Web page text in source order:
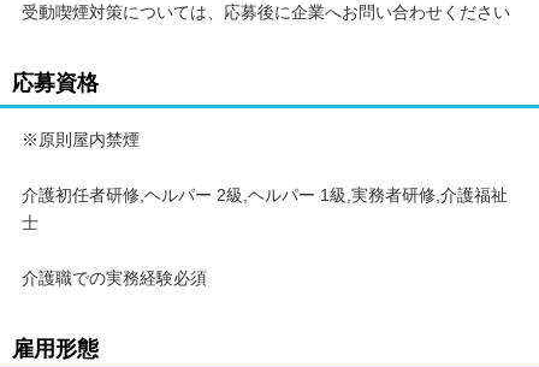
受動喫煙対策については、応募後に企業へお問い合わせください
応募資格
※原則屋内禁煙
介護初任者研修,ヘルパー 2級,ヘルパー 1級,実務者研修,介護福祉
士
介護職での実務経験必須
雇用形態